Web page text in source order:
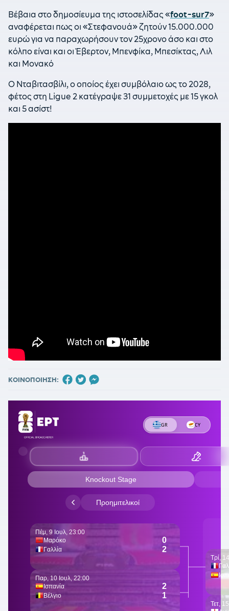
Βέβαια στο δημοσίευμα της ιστοσελίδας «foot-sur7»
αναφέρεται πως οι «Στεφανουά» ζητούν 15.000.000
ευρώ για να παραχωρήσουν τον 25χρονο άσο και στο
κόλπο είναι και οι Έβερτον, Μπενφίκα, Μπεσίκτας, Λιλ
και Μονακό
Ο Νταβιτασβίλι, o οποίος έχει συμβόλαιο ως το 2028,
φέτος στη Ligue 2 κατέγραψε 31 συμμετοχές με 15 γκολ
και 5 ασίστ!
ΚΟΙΝΟΠΟΙΗΣΗ: